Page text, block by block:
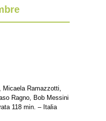
Micaela Ramazzotti,
Ragno, Bob Messini
118 min. – Italia